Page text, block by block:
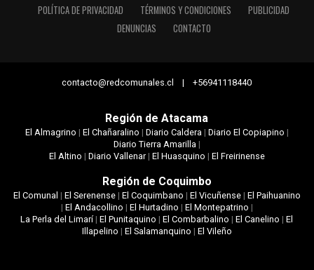
POLÍTICA DE PRIVACIDAD
TÉRMINOS Y CONDICIONES
PUBLICIDAD
DENUNCIAS
CONTACTO
contacto@redcomunales.cl | +56941118440
Región de Atacama
El Almagrino | El Chañaralino | Diario Caldera| Diario El Copiapino |
Diario Tierra Amarilla|
El Altino | Diario Vallenar| El Huasquino | El Freirinense
Región de Coquimbo
El Comunal | El Serenense| El Coquimbano | El Vicuñense| El Paihuanino
| El Andacollino | El Hurtadino | El Montepatrino |
La Perla del Limarí|El Punitaquino |El Combarbalino |El Canelino |El
Illapelino | El Salamanquino | El Vileño